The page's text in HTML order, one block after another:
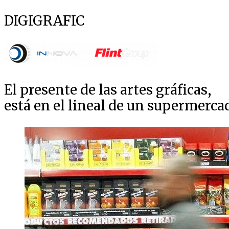
DIGIGRAFIC
El presente de las artes gráficas,
está en el lineal de un